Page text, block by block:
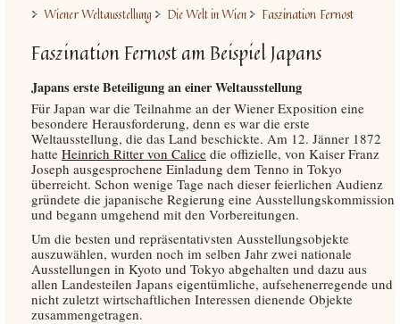
Wiener Weltausstellung Die Welt in Wien Faszination Fernost
Faszination Fernost am Beispiel Japans
Japans erste Beteiligung an einer Weltausstellung
Für Japan war die Teilnahme an der Wiener Exposition eine
besondere Herausforderung, denn es war die erste
Weltausstellung, die das Land beschickte. Am 12. Jänner 1872
hatte Heinrich Ritter von Calice die offizielle, von Kaiser Franz
Joseph ausgesprochene Einladung dem Tenno in Tokyo
überreicht. Schon wenige Tage nach dieser feierlichen Audienz
gründete die japanische Regierung eine Ausstellungskommission
und begann umgehend mit den Vorbereitungen.
Um die besten und repräsentativsten Ausstellungsobjekte
auszuwählen, wurden noch im selben Jahr zwei nationale
Ausstellungen in Kyoto und Tokyo abgehalten und dazu aus
allen Landesteilen Japans eigentümliche, aufsehenerregende und
nicht zuletzt wirtschaftlichen Interessen dienende Objekte
zusammengetragen.